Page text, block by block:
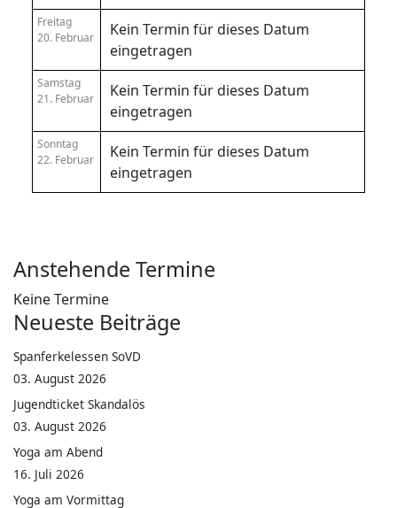
Freitag
20. Februar
Kein Termin für dieses Datum
eingetragen
Samstag
21. Februar
Kein Termin für dieses Datum
eingetragen
Sonntag
22. Februar
Kein Termin für dieses Datum
eingetragen
Anstehende Termine
Keine Termine
Neueste Beiträge
Spanferkelessen SoVD
03. August 2026
Jugendticket Skandalös
03. August 2026
Yoga am Abend
16. Juli 2026
Yoga am Vormittag